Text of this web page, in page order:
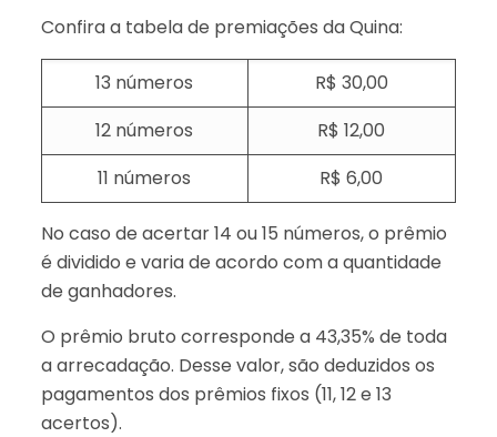
Confira a tabela de premiações da Quina:
13 números
R$ 30,00
12 números
R$ 12,00
11 números
R$ 6,00
No caso de acertar 14 ou 15 números, o prêmio
é dividido e varia de acordo com a quantidade
de ganhadores.
O prêmio bruto corresponde a 43,35% de toda
a arrecadação. Desse valor, são deduzidos os
pagamentos dos prêmios fixos (11, 12 e 13
acertos).